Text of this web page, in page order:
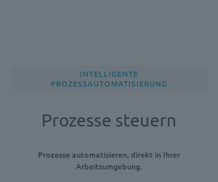
INTELLIGENTE
PROZESSAUTOMATISIERUNG
Prozesse steuern
Prozesse automatisieren, direkt in Ihrer
Arbeitsumgebung.